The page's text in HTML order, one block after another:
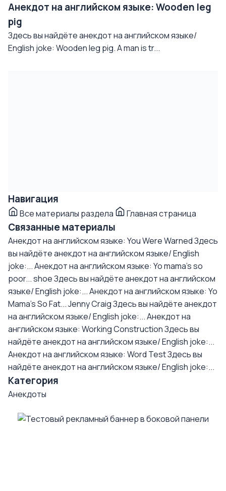
Анекдот на английском языке: Wooden leg
pig
Здесь вы найдёте анекдот на английском языке/
English joke: Wooden leg pig. A man is tr...
Навигация
Все материалы раздела Главная страница
Связанные материалы
Анекдот на английском языке: You Were WarnedЗдесь
вы найдёте анекдот на английском языке/ English
joke:...Анекдот на английском языке: Yo mama's so
poor... shoeЗдесь вы найдёте анекдот на английском
языке/ English joke:...Анекдот на английском языке: Yo
Mama's So Fat... Jenny CraigЗдесь вы найдёте анекдот
на английском языке/ English joke:...Анекдот на
английском языке: Working ConstructionЗдесь вы
найдёте анекдот на английском языке/ English joke:...
Анекдот на английском языке: Word TestЗдесь вы
найдёте анекдот на английском языке/ English joke:...
Категория
Анекдоты